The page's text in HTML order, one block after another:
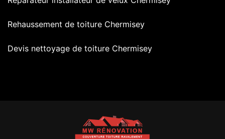
Rehaussement de toiture Chermisey
Devis nettoyage de toiture Chermisey